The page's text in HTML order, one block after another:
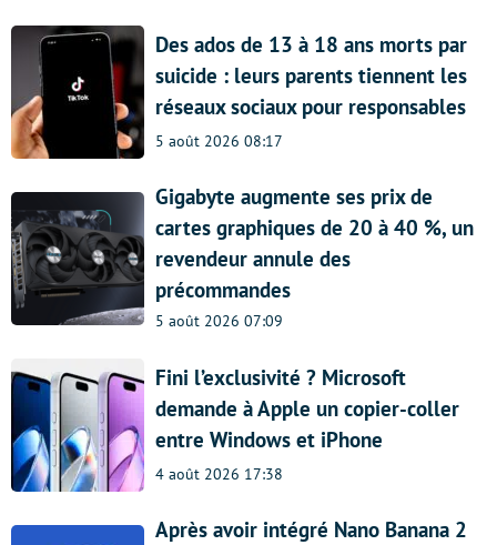
Des ados de 13 à 18 ans morts par
suicide : leurs parents tiennent les
réseaux sociaux pour responsables
5 août 2026 08:17
Gigabyte augmente ses prix de
cartes graphiques de 20 à 40 %, un
revendeur annule des
précommandes
5 août 2026 07:09
Fini l’exclusivité ? Microsoft
demande à Apple un copier-coller
entre Windows et iPhone
4 août 2026 17:38
Après avoir intégré Nano Banana 2